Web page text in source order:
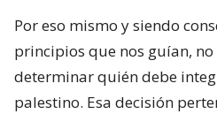
Por eso mismo y siendo
principios que nos guían,
determinar quién debe
palestino. Esa decisión